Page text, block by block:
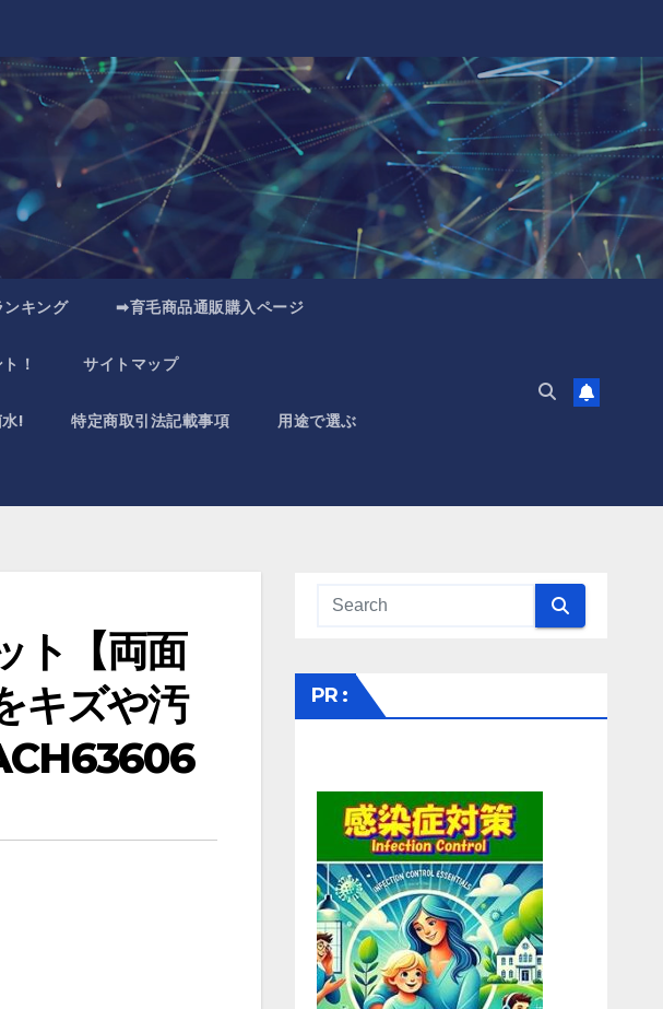
キング ➡育毛商品通販購入ページ
！ サイトマップ
! 特定商取引法記載事項 用途で選ぶ
ト【両面
キズや汚
PR :